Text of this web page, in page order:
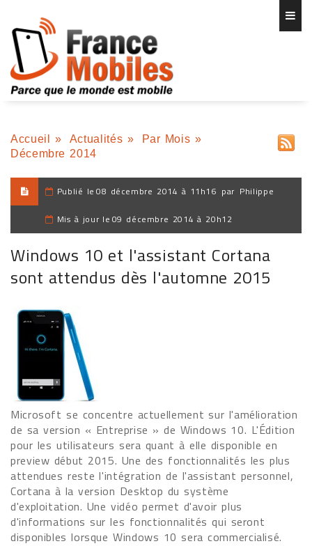
Accueil » Actualités » Par Mois »
Décembre 2014
Publié le 08 décembre 2014 à 11h16 par Philippe
Mis à jour le 09 décembre 2014 à 20h12
Windows 10 et l'assistant Cortana
sont attendus dès l'automne 2015
Microsoft se concentre actuellement sur l'amélioration
de sa version « Entreprise » de Windows 10. L'Édition
pour les utilisateurs sera quant à elle disponible en
preview début 2015. Une des fonctionnalités les plus
attendues reste l'intégration de l'assistant personnel,
Cortana à la version Desktop du système
d'exploitation. Une vidéo permet d'avoir plus
d'informations sur les fonctionnalités qui seront
disponibles lorsque Windows 10 sera commercialisé.